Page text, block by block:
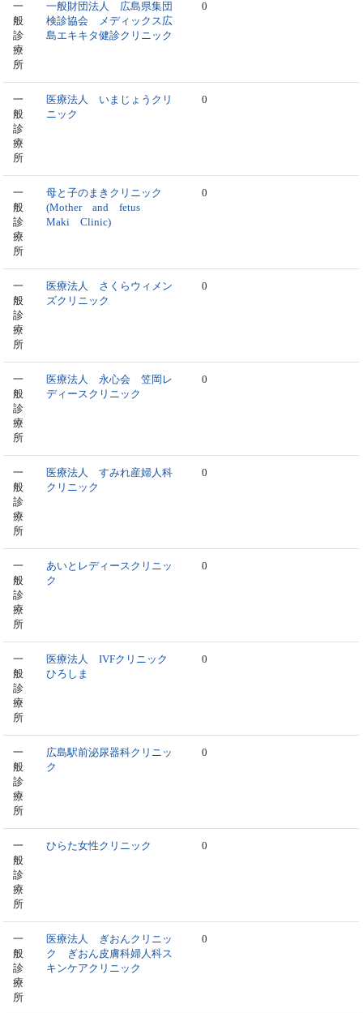
一
般
診
療
所
一般財団法人 広島県集団
検診協会 メディックス広
島エキキタ健診クリニック
0
一
般
診
療
所
医療法人 いまじょうクリ
ニック
0
一
般
診
療
所
母と子のまきクリニック
(Mother and fetus
Maki Clinic)
0
一
般
診
療
所
医療法人 さくらウィメン
ズクリニック
0
一
般
診
療
所
医療法人 永心会 笠岡レ
ディースクリニック
0
一
般
診
療
所
医療法人 すみれ産婦人科
クリニック
0
一
般
診
療
所
あいとレディースクリニッ
ク
0
一
般
診
療
所
医療法人 IVFクリニック
ひろしま
0
一
般
診
療
所
広島駅前泌尿器科クリニッ
ク
0
一
般
診
療
所
ひらた女性クリニック 0
一
般
診
療
所
医療法人 ぎおんクリニッ
ク ぎおん皮膚科婦人科ス
キンケアクリニック
0